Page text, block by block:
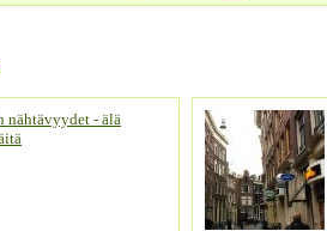
nähtävyydet - älä